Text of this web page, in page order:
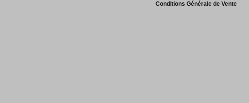
Conditions Générale de Vente